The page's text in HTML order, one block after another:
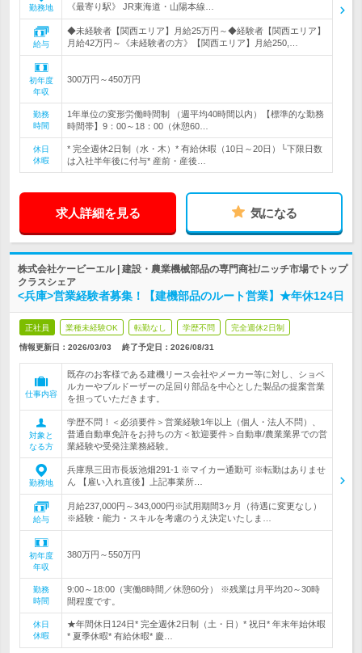
勤務地
《最寄り駅》 JR東海道・山陽本線…
給与
◆未経験者【関西エリア】月給25万円～◆経験者【関西エリア】
月給42万円～《未経験者の方》【関西エリア】月給250,…
初年度
年収
300万円～450万円
勤務
時間
1年単位の変形労働時間制 （週平均40時間以内）【標準的な勤務
時間帯】9：00～18：00（休憩60…
休日
休暇
* 完全週休2日制（水・木）* 有給休暇（10日～20日）└下限日数
は入社半年後に付与* 産前・産後…
求人詳細を見る 気になる
株式会社ケービーエル | 建設・農業機械部品の専門商社/ニッチ市場でトップ
クラスシェア
<兵庫>営業経験者募集！【建機部品のルート営業】★年休124日
正社員 業種未経験OK 転勤なし 学歴不問 完全週休2日制
情報更新日：2026/03/03 終了予定日： 2026/08/31
仕事内容
既存のお客様である建機リース会社やメーカー等に対し、ショベ
ルカーやブルドーザーの足回り部品を中心とした製品の提案営業
を担っていただきます。
対象と
なる方
学歴不問！＜必須要件＞営業経験1年以上（個人・法人不問）、
普通自動車免許をお持ちの方＜歓迎要件＞自動車/農業業界での営
業経験や受発注業務経験。
勤務地
兵庫県三田市長坂池畑291-1 ※マイカー通勤可 ※転勤はありませ
ん 【雇い入れ直後】上記事業所…
給与
月給237,000円～343,000円※試用期間3ヶ月（待遇に変更なし）
※経験・能力・スキルを考慮のうえ決定いたしま…
初年度
年収
380万円～550万円
勤務
時間
9:00～18:00（実働8時間／休憩60分） ※残業は月平均20～30時
間程度です。
休日
休暇
★年間休日124日* 完全週休2日制（土・日）* 祝日* 年末年始休暇
* 夏季休暇* 有給休暇* 慶…